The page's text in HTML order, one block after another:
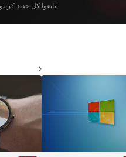
تابعوا كل جديد